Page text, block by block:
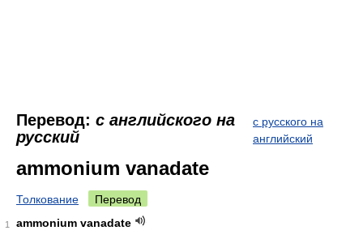
Перевод: с английского на
русский
с русского на
английский
ammonium vanadate
Толкование Перевод
1
ammonium vanadate